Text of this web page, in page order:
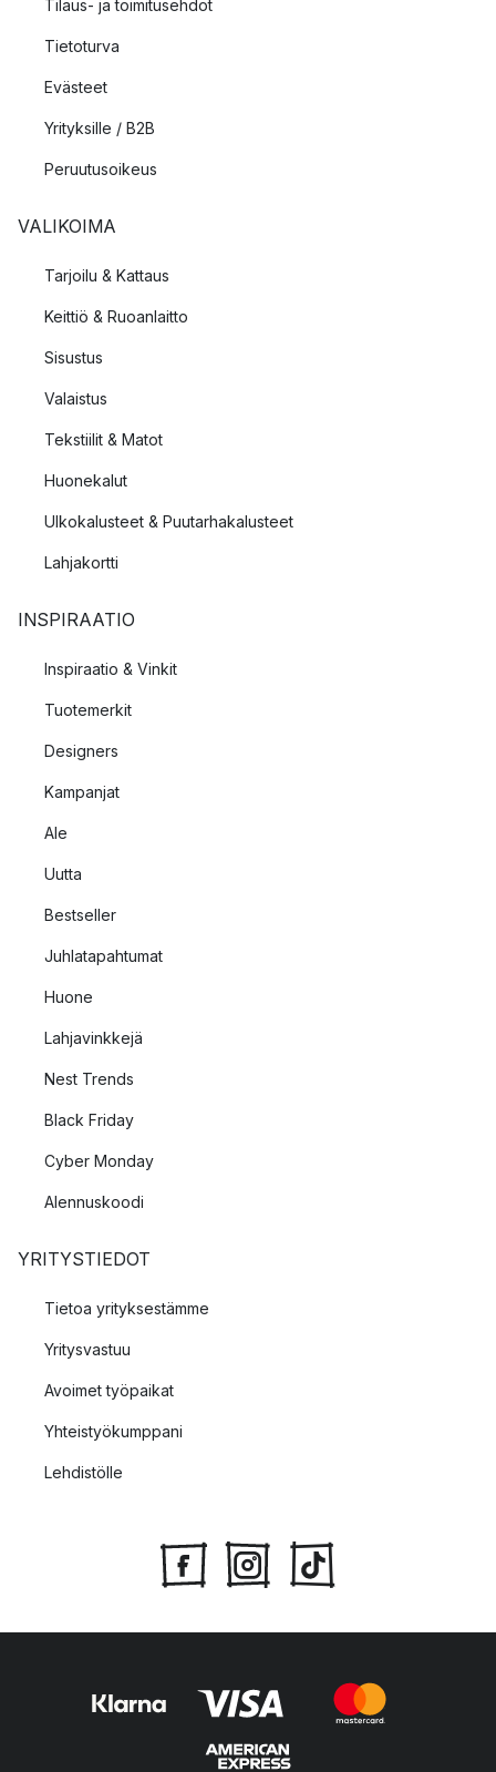
Tilaus- ja toimitusehdot
Tietoturva
Evästeet
Yrityksille / B2B
Peruutusoikeus
VALIKOIMA
Tarjoilu & Kattaus
Keittiö & Ruoanlaitto
Sisustus
Valaistus
Tekstiilit & Matot
Huonekalut
Ulkokalusteet & Puutarhakalusteet
Lahjakortti
INSPIRAATIO
Inspiraatio & Vinkit
Tuotemerkit
Designers
Kampanjat
Ale
Uutta
Bestseller
Juhlatapahtumat
Huone
Lahjavinkkejä
Nest Trends
Black Friday
Cyber Monday
Alennuskoodi
YRITYSTIEDOT
Tietoa yrityksestämme
Yritysvastuu
Avoimet työpaikat
Yhteistyökumppani
Lehdistölle